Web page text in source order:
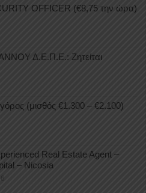
OFFICER (€8,75 την ώρα)
Δ.Ε.Π.Ε.: Ζητείται
(μισθός €1.300 – €2.100)
Real Estate Agent –
– Nicosia